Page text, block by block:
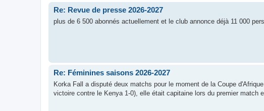
Re: Revue de presse 2026-2027
plus de 6 500 abonnés actuellement et le club annonce déjà 11 000
Re: Féminines saisons 2026-2027
Korka Fall a disputé deux matchs pour le moment de la Coupe
victoire contre le Kenya 1-0), elle était capitaine lors du premier match